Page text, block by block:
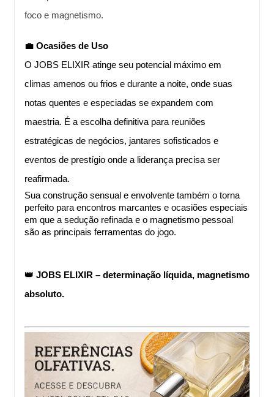
foco e magnetismo.
💼 Ocasiões de Uso
O JOBS ELIXIR atinge seu potencial máximo em
climas amenos ou frios e durante a noite, onde suas
notas quentes e especiadas se expandem com
maestria. É a escolha definitiva para reuniões
estratégicas de negócios, jantares sofisticados e
eventos de prestígio onde a liderança precisa ser
reafirmada.
Sua construção sensual e envolvente também o torna
perfeito para encontros marcantes e ocasiões especiais
em que a sedução refinada e o magnetismo pessoal
são as principais ferramentas do jogo.
👑 JOBS ELIXIR – determinação líquida, magnetismo
absoluto.